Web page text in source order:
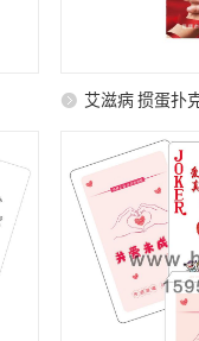
艾滋病 掼蛋扑